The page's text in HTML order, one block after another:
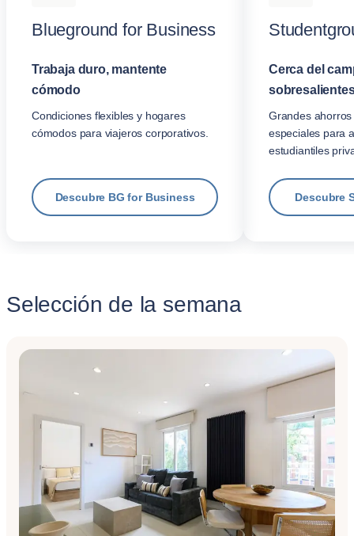
Blueground for Business
Trabaja duro, mantente
cómodo
Condiciones flexibles y hogares
cómodos para viajeros corporativos.
Descubre BG for Business
Cerca del
Grandes
especiales para
estudiantiles
Descubre
Selección de la semana